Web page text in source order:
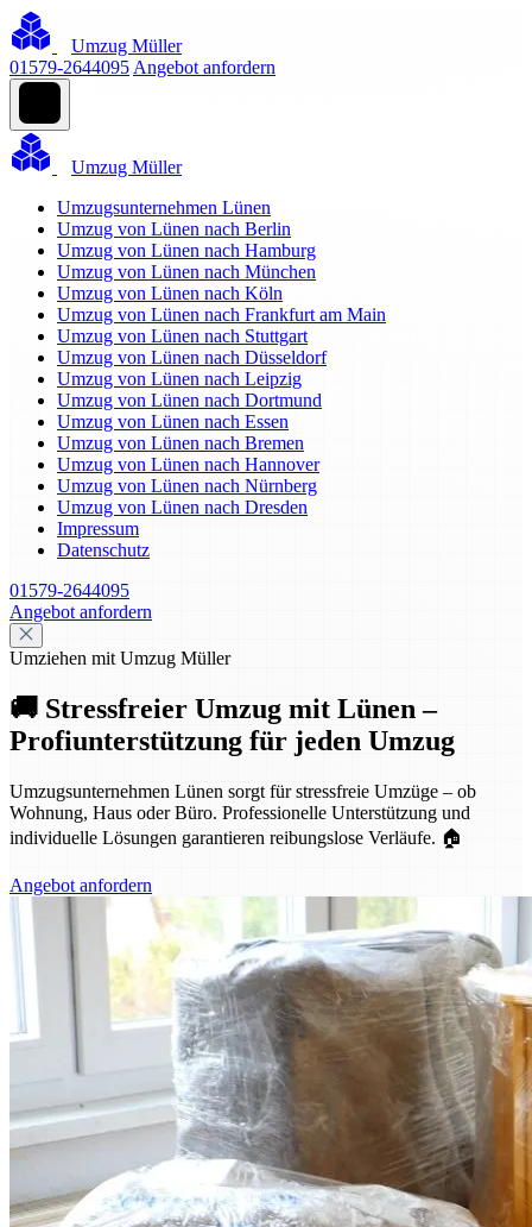
Umzug Müller
01579-2644095 Angebot anfordern
Umzug Müller
Umzugsunternehmen Lünen
Umzug von Lünen nach Berlin
Umzug von Lünen nach Hamburg
Umzug von Lünen nach München
Umzug von Lünen nach Köln
Umzug von Lünen nach Frankfurt am Main
Umzug von Lünen nach Stuttgart
Umzug von Lünen nach Düsseldorf
Umzug von Lünen nach Leipzig
Umzug von Lünen nach Dortmund
Umzug von Lünen nach Essen
Umzug von Lünen nach Bremen
Umzug von Lünen nach Hannover
Umzug von Lünen nach Nürnberg
Umzug von Lünen nach Dresden
Impressum
Datenschutz
01579-2644095
Angebot anfordern
Umziehen mit Umzug Müller
🚚 Stressfreier Umzug mit Lünen –
Profiunterstützung für jeden Umzug
Umzugsunternehmen Lünen sorgt für stressfreie Umzüge – ob
Wohnung, Haus oder Büro. Professionelle Unterstützung und
individuelle Lösungen garantieren reibungslose Verläufe. 🏠
Angebot anfordern